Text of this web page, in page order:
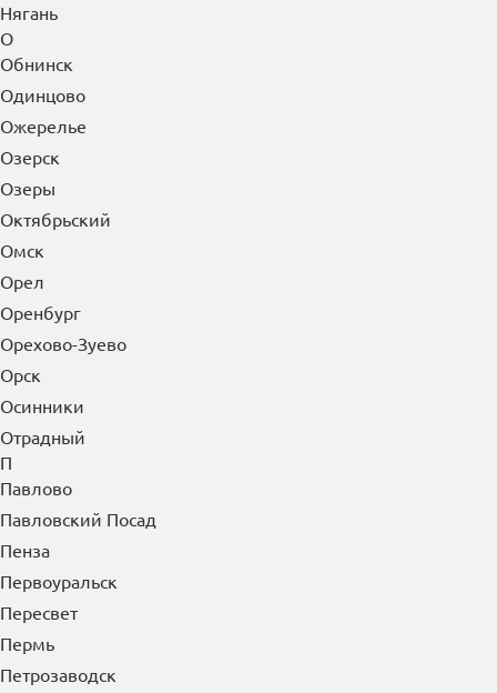
Нягань
О
Обнинск
Одинцово
Ожерелье
Озерск
Озеры
Октябрьский
Омск
Орел
Оренбург
Орехово-Зуево
Орск
Осинники
Отрадный
П
Павлово
Павловский Посад
Пенза
Первоуральск
Пересвет
Пермь
Петрозаводск